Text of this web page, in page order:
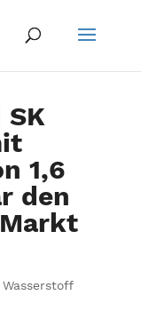
SK
1,6
den
Wasserstoff